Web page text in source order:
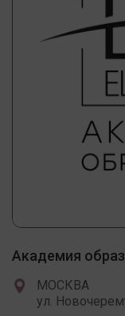
Академия
МОСКВА
ул.